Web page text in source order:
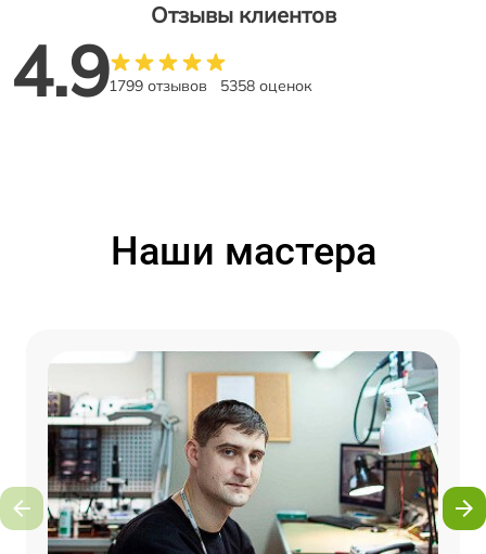
Отзывы клиентов
4.91799 отзывов 5358 оценок
Наши мастера